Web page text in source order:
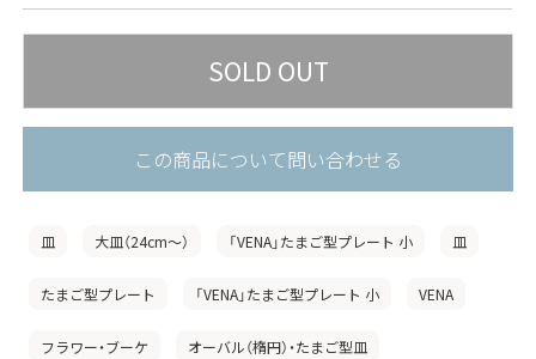
この商品について問い合わせる
皿 大皿（24cm〜） 「VENA」たまご型プレート 小 皿
たまご型プレート 「VENA」たまご型プレート 小 VENA
フラワー・ブーケ オーバル（楕円）・たまご型皿